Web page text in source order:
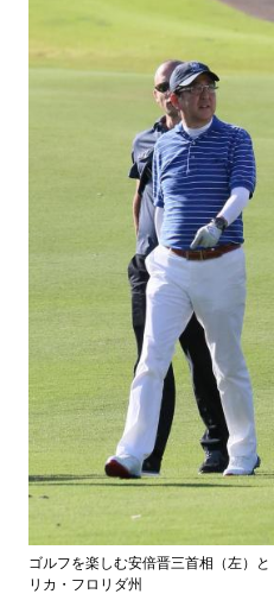
ゴルフを楽しむ安倍晋三首相（左）
リカ・フロリダ州